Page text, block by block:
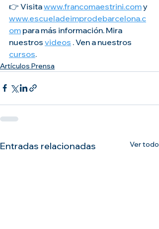
👉 Visita www.francomaestrini.com y
www.escueladeimprodebarcelona.c
om para más información. Mira
nuestros videos . Ven a nuestros
cursos.
Artículos Prensa
Entradas relacionadas Ver todo